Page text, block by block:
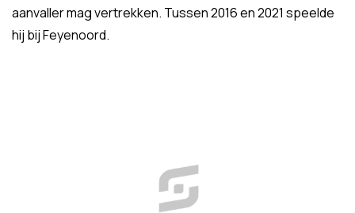
aanvaller mag vertrekken. Tussen 2016 en 2021 speelde
hij bij Feyenoord.